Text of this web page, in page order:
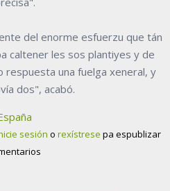
del enorme esfuerzu que tán
caltener les sos plantiyes y de
respuesta una fuelga xeneral, y
dos", acabó.
sesión o rexístrese pa espublizar